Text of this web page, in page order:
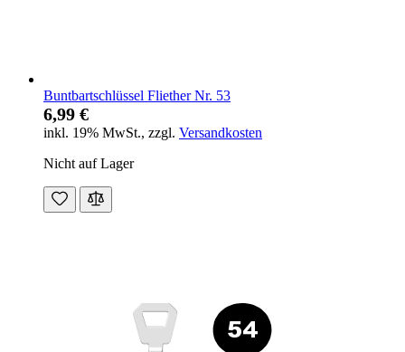
Buntbartschlüssel Fliether Nr. 53
6,99 €
inkl. 19% MwSt., zzgl. Versandkosten
Nicht auf Lager